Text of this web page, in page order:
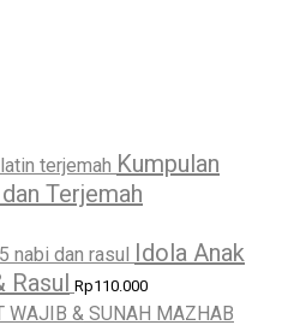
Kumpulan
Terjemah
Idola Anak
Rasul Rp110.000